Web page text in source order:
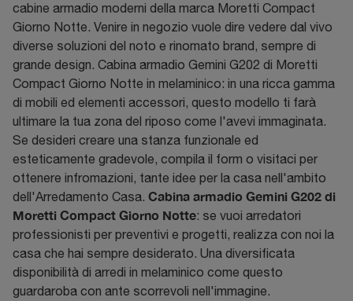
cabine armadio moderni della marca Moretti Compact
Giorno Notte. Venire in negozio vuole dire vedere dal vivo
diverse soluzioni del noto e rinomato brand, sempre di
grande design. Cabina armadio Gemini G202 di Moretti
Compact Giorno Notte in melaminico: in una ricca gamma
di mobili ed elementi accessori, questo modello ti farà
ultimare la tua zona del riposo come l'avevi immaginata.
Se desideri creare una stanza funzionale ed
esteticamente gradevole, compila il form o visitaci per
ottenere infromazioni, tante idee per la casa nell'ambito
dell'Arredamento Casa. Cabina armadio Gemini G202 di
Moretti Compact Giorno Notte: se vuoi arredatori
professionisti per preventivi e progetti, realizza con noi la
casa che hai sempre desiderato. Una diversificata
disponibilità di arredi in melaminico come questo
guardaroba con ante scorrevoli nell'immagine.